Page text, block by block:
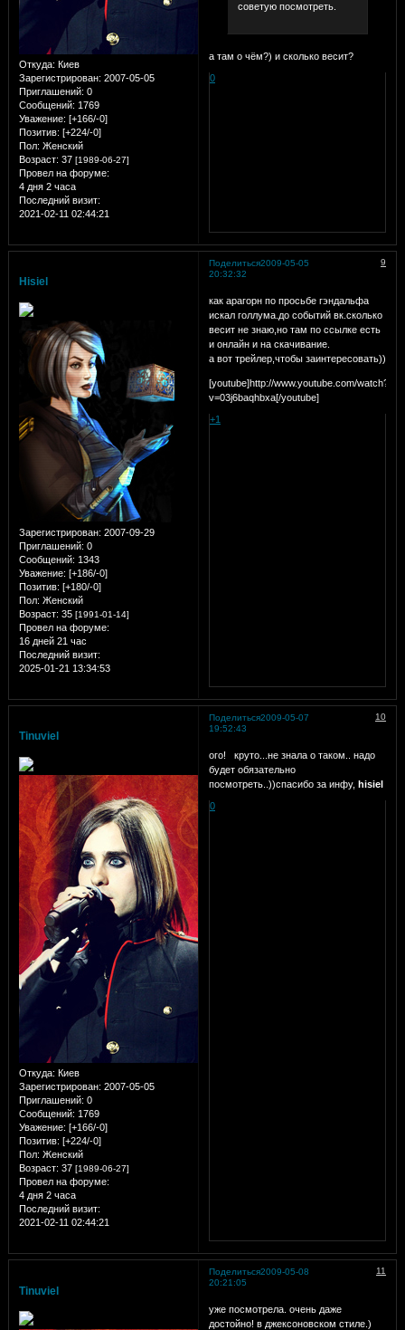
Откуда: Киев
Зарегистрирован: 2007-05-05
Приглашений: 0
Сообщений: 1769
Уважение: [+166/-0]
Позитив: [+224/-0]
Пол: Женский
Возраст: 37 [1989-06-27]
Провел на форуме:
4 дня 2 часа
Последний визит:
2021-02-11 02:44:21
советую посмотреть.
а там о чём?) и сколько весит?
0
Поделиться 9
2009-05-05
20:32:32
Hisiel
Зарегистрирован: 2007-09-29
Приглашений: 0
Сообщений: 1343
Уважение: [+186/-0]
Позитив: [+180/-0]
Пол: Женский
Возраст: 35 [1991-01-14]
Провел на форуме:
16 дней 21 час
Последний визит:
2025-01-21 13:34:53
как арагорн по просьбе гэндальфа
искал голлума.до событий вк.сколько
весит не знаю,но там по ссылке есть
и онлайн и на скачивание.
а вот трейлер,чтобы заинтересовать))
[youtube]http://www.youtube.com/watch?
v=03j6baqhbxa[/youtube]
+1
Поделиться 10
2009-05-07
19:52:43
Tinuviel
Откуда: Киев
Зарегистрирован: 2007-05-05
Приглашений: 0
Сообщений: 1769
Уважение: [+166/-0]
Позитив: [+224/-0]
Пол: Женский
Возраст: 37 [1989-06-27]
Провел на форуме:
4 дня 2 часа
Последний визит:
2021-02-11 02:44:21
ого!
круто...не знала о таком.. надо
будет обязательно
посмотреть..))спасибо за инфу, hisiel
0
Поделиться 11
2009-05-08
20:21:05
Tinuviel
уже посмотрела. очень даже
достойно! в джексоновском стиле.)